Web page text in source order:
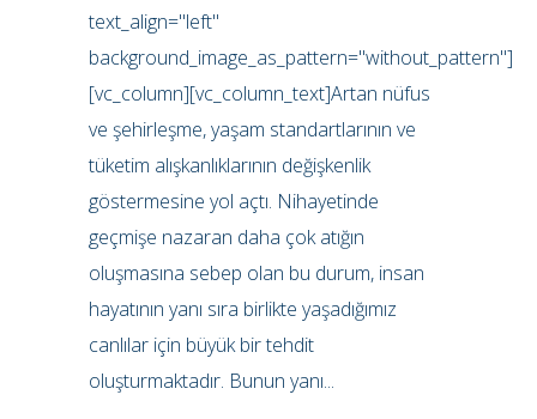
text_align="left"
background_image_as_pattern="without_pattern"]
[vc_column][vc_column_text]Artan nüfus
ve şehirleşme, yaşam standartlarının ve
tüketim alışkanlıklarının değişkenlik
göstermesine yol açtı. Nihayetinde
geçmişe nazaran daha çok atığın
oluşmasına sebep olan bu durum, insan
hayatının yanı sıra birlikte yaşadığımız
canlılar için büyük bir tehdit
oluşturmaktadır. Bunun yanı...